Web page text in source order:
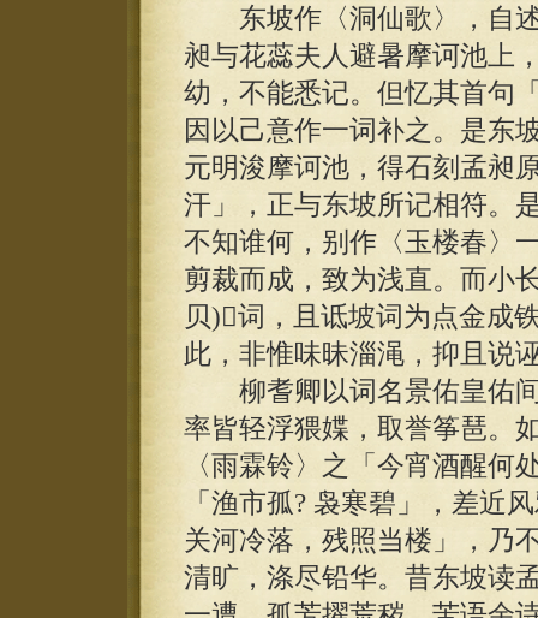
东坡作〈洞仙歌〉，自述
昶与花蕊夫人避暑摩诃池上
幼，不能悉记。但忆其首句
因以己意作一词补之。是东
元明浚摩诃池，得石刻孟昶
汗」，正与东坡所记相符。
不知谁何，别作〈玉楼春〉
剪裁而成，致为浅直。而小
贝)词，且诋坡词为点金成
此，非惟味昧淄渑，抑且说
柳耆卿以词名景佑皇佑间
率皆轻浮猥媟，取誉筝琶。
〈雨霖铃〉之「今宵酒醒何
「渔市孤? 袅寒碧」，差近
关河冷落，残照当楼」，乃
清旷，涤尽铅华。昔东坡读